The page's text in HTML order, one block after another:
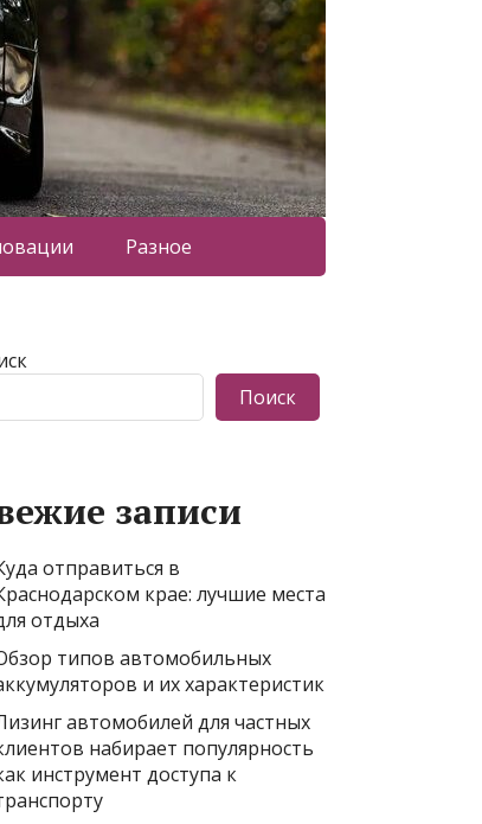
Разное
Поиск
записи
отправиться в
крае: лучшие места
отдыха
типов автомобильных
и их характеристик
автомобилей для частных
набирает популярность
инструмент доступа к